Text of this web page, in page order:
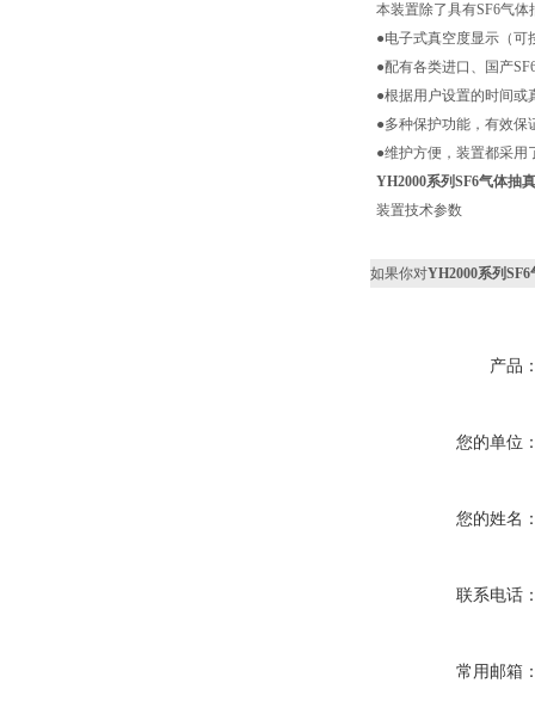
本装置除了具有SF6气
●电子式真空度显示（可
●配有各类进口、国产
●根据用户设置的时间或
●多种保护功能，有效保
●维护方便，装置都采用
YH2000系列SF6气体抽
装置技术参数
如果你对YH2000系列
产品
您的单位
您的姓名
联系电话
常用邮箱